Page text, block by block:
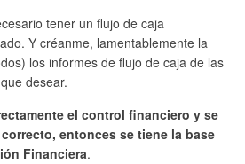
tener un flujo de caja
Y créanme, lamentablemente la
los informes de flujo de caja de las
desear.
el control financiero y se
entonces se tiene la base
Financiera.